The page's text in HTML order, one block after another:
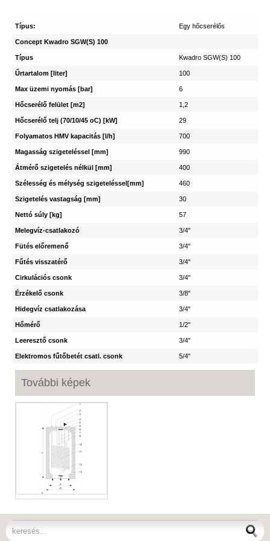
Típus: Egy hőcserélős
Concept Kwadro SGW(S) 100
Típus Kwadro SGW(S) 100
Űrtartalom [liter] 100
Max üzemi nyomás [bar] 6
Hőcserélő felület [m2] 1,2
Hőcserélő telj (70/10/45 oC) [kW] 29
Folyamatos HMV kapacitás [l/h] 700
Magasság szigeteléssel [mm] 990
Átmérő szigetelés nélkül [mm] 400
Szélesség és mélység szigeteléssel[mm] 460
Szigetelés vastagság [mm] 30
Nettó súly [kg] 57
Melegvíz-csatlakozó 3/4"
Fütés előremenő 3/4"
Fűtés visszatérő 3/4"
Cirkulációs csonk 3/4"
Érzékelő csonk 3/8"
Hidegvíz csatlakozása 3/4"
Hőmérő 1/2"
Leeresztő csonk 3/4"
Elektromos fűtőbetét csatl. csonk 5/4"
További képek